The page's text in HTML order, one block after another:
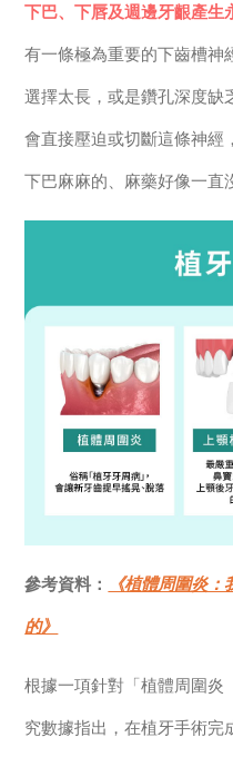
下巴、下唇及週邊牙齦產生
有一條極為重要的下齒槽神
選擇太長，或是鑽孔深度缺
會直接壓迫或切斷這條神經
下巴麻麻的、麻藥好像一直
參考資料：
《植體周圍炎
的》
根據一項針對「植體周圍
究數據指出，在植牙手術